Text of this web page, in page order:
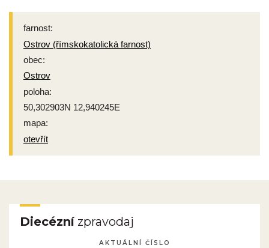
farnost:
Ostrov (římskokatolická farnost)
obec:
Ostrov
poloha:
50,302903N 12,940245E
mapa:
otevřít
Diecéznízpravodaj
AKTUÁLNÍ ČÍSLO